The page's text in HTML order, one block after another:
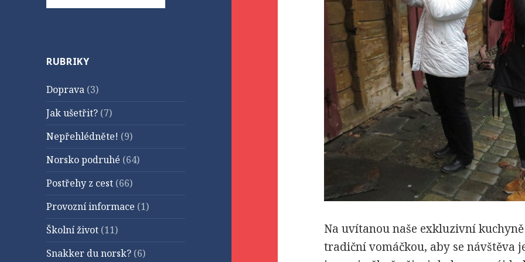
RUBRIKY
Doprava (3)
Jak ušetřit? (7)
Nepřehlédněte! (9)
Norsko podruhé (64)
Postřehy z cest (66)
Provozní informace (1)
Školní život (11)
Snakker du norsk? (6)
Na uvítanou naše exkluzivní
tradiční vomáčkou, aby se návštěva